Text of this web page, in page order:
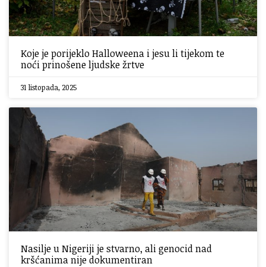
Koje je porijeklo Halloweena i jesu li tijekom te
noći prinošene ljudske žrtve
31 listopada, 2025
Nasilje u Nigeriji je stvarno, ali genocid nad
kršćanima nije dokumentiran